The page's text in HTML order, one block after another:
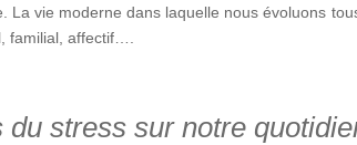
La vie moderne dans laquelle nous évoluons
familial, affectif….
stress sur notre